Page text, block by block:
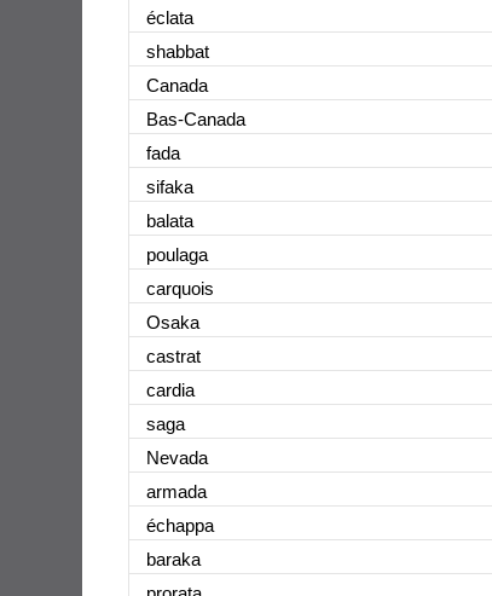
éclata
shabbat
Canada
Bas-Canada
fada
sifaka
balata
poulaga
carquois
Osaka
castrat
cardia
saga
Nevada
armada
échappa
baraka